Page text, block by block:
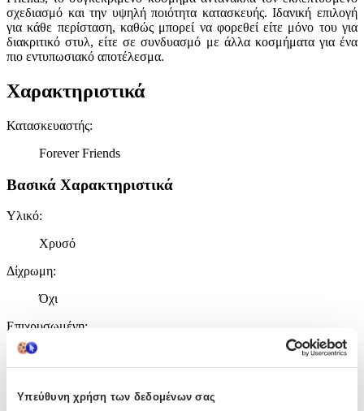
Υπεύθυνη χρήση των δεδομένων σας
σχεδιασμό και την υψηλή ποιότητα κατασκευής. Ιδανική επιλογή
για κάθε περίσταση, καθώς μπορεί να φορεθεί είτε μόνο του για
διακριτικό στυλ, είτε σε συνδυασμό με άλλα κοσμήματα για ένα
πιο εντυπωσιακό αποτέλεσμα.
Χαρακτηριστικά
Κατασκευαστής:
Forever Friends
Βασικά Χαρακτηριστικά
Υλικό:
Χρυσό
Δίχρωμη:
Όχι
Επιχρυσωμένη: